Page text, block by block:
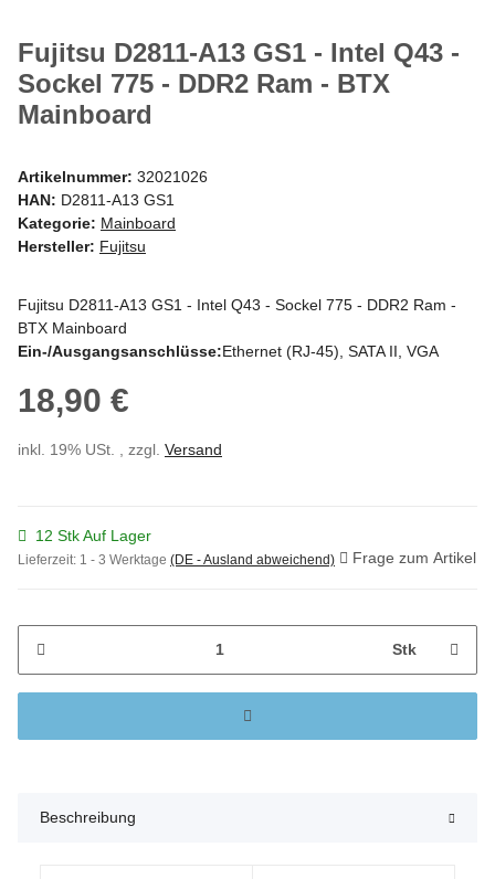
Fujitsu D2811-A13 GS1 - Intel Q43 -
Sockel 775 - DDR2 Ram - BTX
Mainboard
Artikelnummer: 32021026
HAN: D2811-A13 GS1
Kategorie: Mainboard
Hersteller: Fujitsu
Fujitsu D2811-A13 GS1 - Intel Q43 - Sockel 775 - DDR2 Ram -
BTX Mainboard
Ein-/Ausgangsanschlüsse:Ethernet (RJ-45), SATA II, VGA
18,90 €
inkl. 19% USt. , zzgl. Versand
12 Stk Auf Lager
Lieferzeit: 1 - 3 Werktage (DE - Ausland abweichend) Frage zum Artikel
Stk
Beschreibung